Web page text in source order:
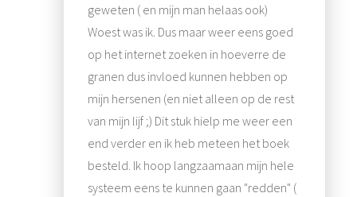
geweten ( en mijn man helaas ook)
Woest was ik. Dus maar weer eens goed
op het internet zoeken in hoeverre de
granen dus invloed kunnen hebben op
mijn hersenen (en niet alleen op de rest
van mijn lijf ;) Dit stuk hielp me weer een
end verder en ik heb meteen het boek
besteld. Ik hoop langzaamaan mijn hele
systeem eens te kunnen gaan "redden" (